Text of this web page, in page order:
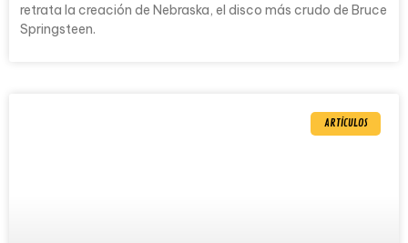
retrata la creación de Nebraska, el disco más crudo de Bruce
Springsteen.
ARTÍCULOS